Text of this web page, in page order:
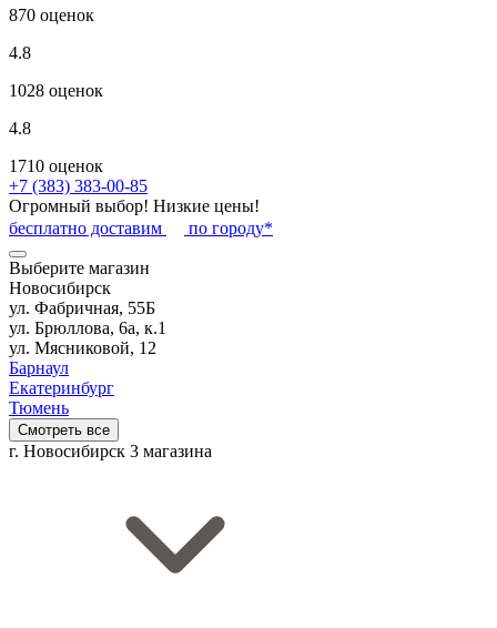
870 оценок
4.8
1028 оценок
4.8
1710 оценок
+7 (383) 383-00-85
Огромный выбор! Низкие цены!
бесплатно доставим
по городу*
Выберите магазин
Новосибирск
ул. Фабричная, 55Б
ул. Брюллова, 6а, к.1
ул. Мясниковой, 12
Барнаул
Екатеринбург
Тюмень
Смотреть все
г. Новосибирск 3 магазина